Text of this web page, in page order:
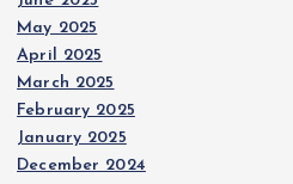
May 2025
April 2025
March 2025
February 2025
January 2025
December 2024